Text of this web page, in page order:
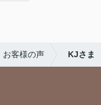
お客様の声 KJさま